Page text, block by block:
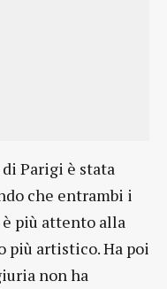
Parigi è stata
che entrambi i
più attento alla
più artistico. Ha poi
non ha